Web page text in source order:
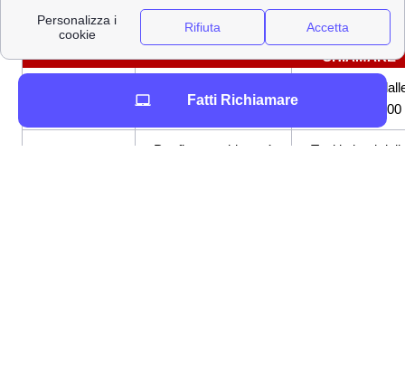
seguenti Numeri Verdi.
NUMERO VERDE
A COSA SERVE
QUANDO
CHIAMARE
Per clienti Vodafone
Tutti i giorni
8:00 alle 22:00
Per fisso o chi non è
Tutti i giorni
Fatti Richiamare